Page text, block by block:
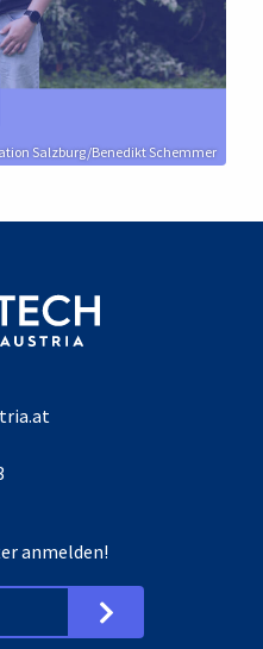
Salzburg/Benedikt Schemmer
anmelden!